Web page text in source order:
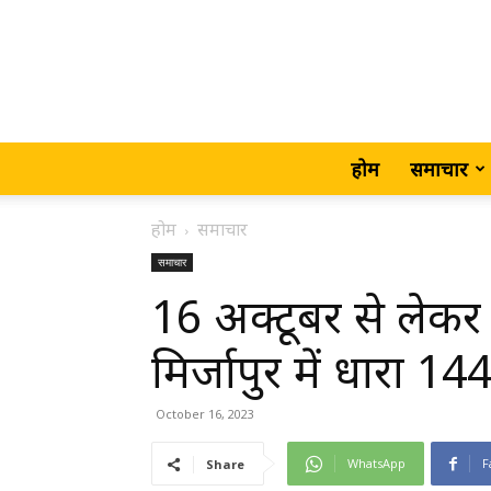
होम समाचार
होम समाचार
समाचार
16 अक्टूबर से
मिर्जापुर में धारा
October 16, 2023
Share WhatsApp